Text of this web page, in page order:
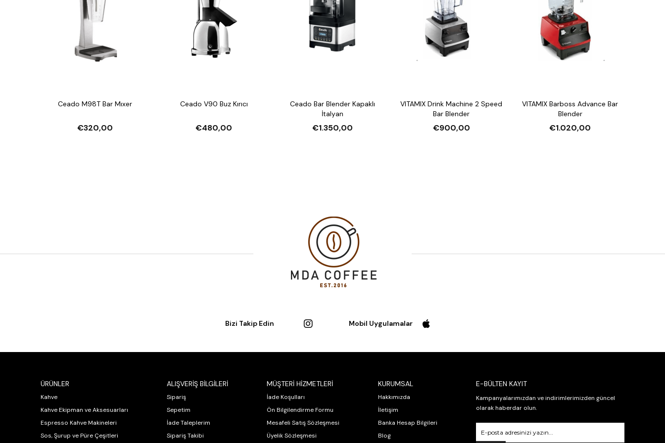
Ceado M98T Bar Mıxer
€320,00
Ceado V90 Buz Kırıcı
€480,00
Ceado Bar Blender Kapaklı
İtalyan
€1.350,00
VITAMIX Drink Machine 2 Speed
Bar Blender
€900,00
VITAMIX Barboss Advance Bar
Blender
€1.020,00
Bizi Takip Edin Mobil Uygulamalar
ÜRÜNLER
Kahve
Kahve Ekipman ve Aksesuarları
Espresso Kahve Makineleri
Sos, Şurup ve Püre Çeşitleri
ALIŞVERİŞ BİLGİLERİ
Sipariş
Sepetim
İade Taleplerim
Sipariş Takibi
MÜŞTERİ HİZMETLERİ
İade Koşulları
Ön Bilgilendirme Formu
Mesafeli Satış Sözleşmesi
Üyelik Sözleşmesi
KURUMSAL
Hakkımızda
İletişim
Banka Hesap Bilgileri
Blog
E-BÜLTEN KAYIT
Kampanyalarımızdan ve indirimlerimizden güncel
olarak haberdar olun.